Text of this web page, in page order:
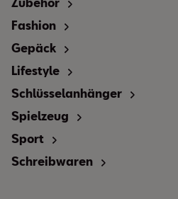
Fashion
Gepäck
Lifestyle
Schlüsselanhänger
Spielzeug
Sport
Schreibwaren